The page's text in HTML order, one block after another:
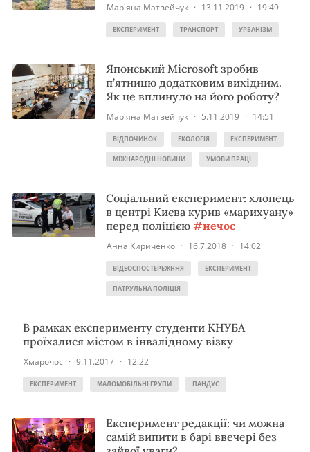
Мар'яна Матвейчук · 13.11.2019 · 19:49
ЕКСПЕРИМЕНТ ТРАНСПОРТ УРБАНІЗМ
Японський Microsoft зробив
п’ятницю додатковим вихідним.
Як це вплинуло на його роботу?
Мар'яна Матвейчук · 5.11.2019 · 14:51
ВІДПОЧИНОК ЕКОЛОГІЯ ЕКСПЕРИМЕНТ
МІЖНАРОДНІ НОВИНИ УМОВИ ПРАЦІ
Соціальний експеримент: хлопець
в центрі Києва курив «марихуану»
перед поліцією #нечос
Анна Кириченко · 16.7.2018 · 14:02
ВІДЕОСПОСТЕРЕЖННЯ ЕКСПЕРИМЕНТ
ПАТРУЛЬНА ПОЛІЦІЯ
В рамках експерименту студенти КНУБА
проїхалися містом в інвалідному візку
Хмарочос · 9.11.2017 · 12:22
ЕКСПЕРИМЕНТ МАЛОМОБІЛЬНІ ГРУПИ ПАНДУС
Експеримент редакції: чи можна
самій випити в барі ввечері без